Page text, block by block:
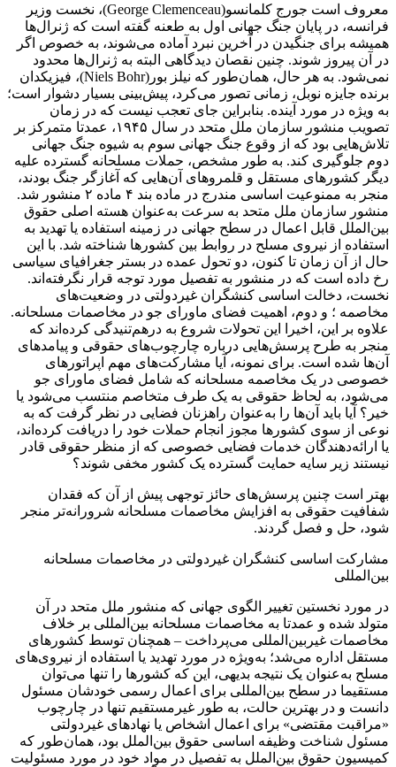
معروف است جورج کلمانسو(George Clemenceau)، نخست وزیر
فرانسه، در پایان جنگ جهانی اول به طعنه گفته است که ژنرال‌ها
همیشه برای جنگیدن در آخرین نبرد آماده می‌شوند، به خصوص اگر
در آن پیروز شوند. چنین نقصان دیدگاهی البته به ژنرال‌ها محدود
نمی‌شود. به هر حال، همان‌طور که نیلز بور(Niels Bohr)، فیزیکدان
‌برنده جایزه نوبل، زمانی تصور می‌کرد، پیش‌بینی بسیار دشوار است؛
به ویژه در مورد آینده. بنابراین جای تعجب نیست که در زمان
تصویب منشور سازمان ملل متحد در سال ۱۹۴۵، عمدتا متمرکز بر
تلاش‌هایی بود که از وقوع جنگ جهانی سوم به شیوه جنگ جهانی
دوم جلوگیری کند. به طور مشخص، حملات مسلحانه گسترده علیه
دیگر کشورهای مستقل و قلمروهای آن‌هایی که آغازگر جنگ بودند،
منجر به ممنوعیت اساسی مندرج در ماده بند ۴ ماده ۲ منشور شد.
منشور سازمان ملل متحد به سرعت به‌عنوان‌ هسته اصلی حقوق
بین‌الملل قابل اعمال در سطح جهانی در زمینه استفاده یا تهدید به
استفاده از نیروی مسلح در روابط بین کشورها شناخته شد. با این‌
حال از آن زمان تا کنون، دو تحول عمده در بستر جغرافیای سیاسی
رخ داده است که در منشور به تفصیل مورد توجه قرار نگرفته‌اند.
نخست، دخالت اساسی کنشگران غیردولتی در وضعیت‌های
مخاصمه ؛ و دوم، اهمیت فضای ماورای جو در مخاصمات مسلحانه.
علاوه بر این، اخیرا این تحولات شروع به درهم‌تنیدگی کرده‌اند که
منجر به طرح پرسش‌هایی درباره چارچوب‌های حقوقی و پیامدهای
آن‌ها شده است. برای نمونه، آیا مشارکت‌های مهم اپراتورهای
خصوصی در یک مخاصمه مسلحانه که شامل فضای ماورای جو
می‌شود، به لحاظ حقوقی به یک طرف متخاصم منتسب می‌شود یا
خیر؟ آیا باید آن‌ها را به‌عنوان راهزنان فضایی در نظر گرفت که به
نوعی از سوی کشورها مجوز انجام حملات خود را دریافت کرده‌اند،
یا ارائه‌دهندگان خدمات فضایی خصوصی که از منظر حقوقی قادر
نیستند زیر سایه حمایت گسترده یک کشور مخفی شوند؟
بهتر است چنین پرسش‌های حائز توجهی پیش از آن ‌که فقدان
شفافیت حقوقی به افزایش مخاصمات مسلحانه شرورانه‌تر منجر
شود، حل و فصل گردند.
مشارکت اساسی کنشگران غیردولتی در مخاصمات مسلحانه
بین‌المللی
در مورد نخستین تغییر الگوی جهانی که منشور ملل متحد در آن
متولد شده و عمدتا به مخاصمات مسلحانه بین‌المللی بر خلاف
مخاصمات غیربین‌المللی می‌پرداخت – همچنان توسط کشورهای
مستقل اداره می‌شد؛ به‌ویژه در مورد تهدید یا استفاده از نیروی‌های
مسلح به‌عنوان یک نتیجه بدیهی، این که کشورها را تنها می‌توان
مستقیما در سطح بین‌المللی برای اعمال رسمی خودشان مسئول
دانست و در بهترین حالت، به طور غیرمستقیم تنها در چارچوب
«مراقبت مقتضی» برای اعمال اشخاص یا نهادهای غیردولتی
مسئول شناخت وظیفه اساسی حقوق بین‌الملل بود، همان‌طور که
کمیسیون حقوق بین‌الملل به تفصیل در مواد خود در مورد مسئولیت